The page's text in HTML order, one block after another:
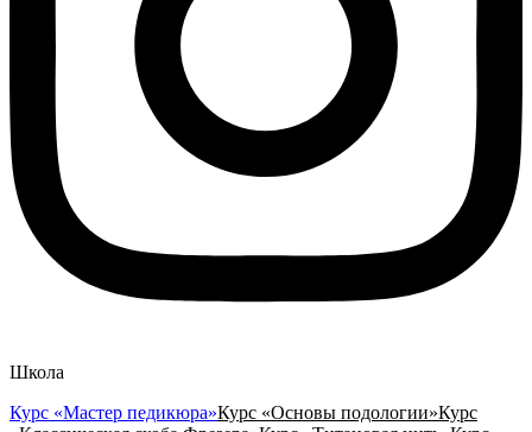
Школа
Курс «Мастер педикюра»Курс «Основы подологии»Курс